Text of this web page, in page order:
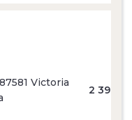
Victoria
2 390